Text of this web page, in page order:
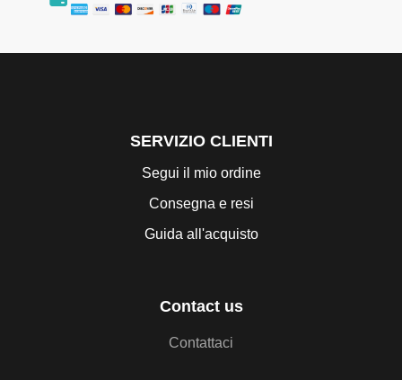
SERVIZIO CLIENTI
Segui il mio ordine
Consegna e resi
Guida all'acquisto
Contact us
Contattaci